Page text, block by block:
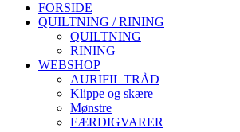
FORSIDE
QUILTNING / RINING
QUILTNING
RINING
WEBSHOP
AURIFIL TRÅD
Klippe og skære
Mønstre
FÆRDIGVARER